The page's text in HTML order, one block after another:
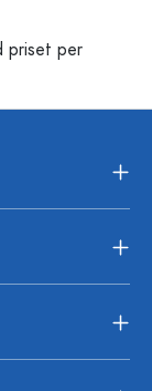
priset per